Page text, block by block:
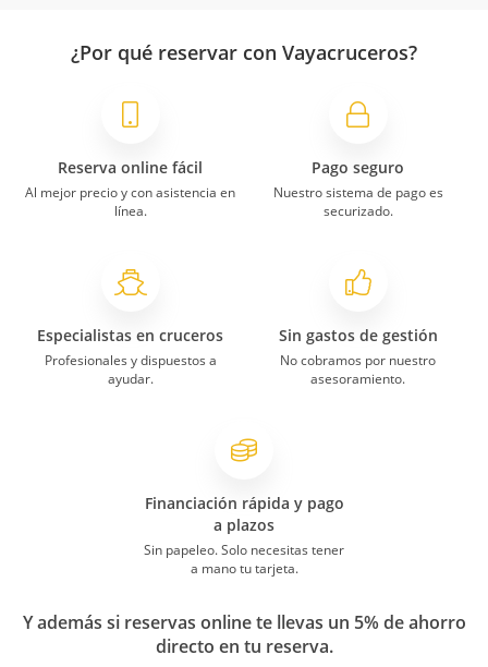
¿Por qué reservar con Vayacruceros?
Reserva online fácil
Al mejor precio y con asistencia en
línea.
Pago seguro
Nuestro sistema de pago es
securizado.
Especialistas en cruceros
Profesionales y dispuestos a
ayudar.
Sin gastos de gestión
No cobramos por nuestro
asesoramiento.
Financiación rápida y pago
a plazos
Sin papeleo. Solo necesitas tener
a mano tu tarjeta.
Y además si reservas online te llevas un 5% de ahorro
directo en tu reserva.